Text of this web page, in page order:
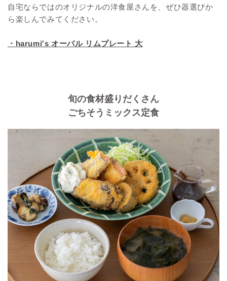
自宅ならではのオリジナルの洋食屋さんを、ぜひ器選びか
ら楽しんでみてください。
・harumi's オーバル リムプレート 大
旬の食材盛りだくさん
ごちそうミックス定食